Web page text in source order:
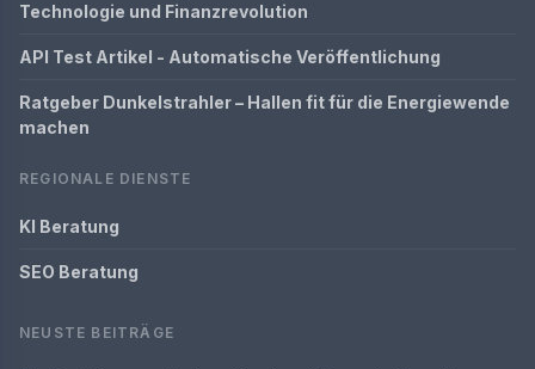
Technologie und Finanzrevolution
API Test Artikel - Automatische Veröffentlichung
Ratgeber Dunkelstrahler – Hallen fit für die Energiewende
machen
REGIONALE DIENSTE
KI Beratung
SEO Beratung
NEUSTE BEITRÄGE